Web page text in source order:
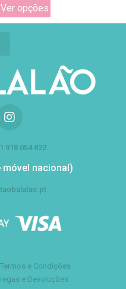
Ver opções
918 054 822
móvel nacional)
Termos e Condições
e Devoluções